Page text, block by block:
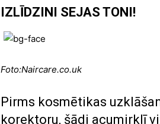
IZLĪDZINI SEJAS TONI!
Foto:Naircare.co.uk
Pirms kosmētikas
korektoru, šādi acumirklī